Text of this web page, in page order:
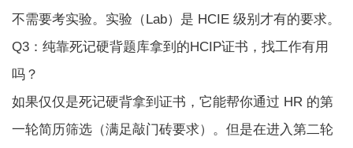
不需要考实验。实验（Lab）是 HCIE 级别才有的要求。
Q3：纯靠死记硬背题库拿到的HCIP证书，找工作有用
吗？
如果仅仅是死记硬背拿到证书，它能帮你通过 HR 的第
一轮简历筛选（满足敲门砖要求）。但是在进入第二轮